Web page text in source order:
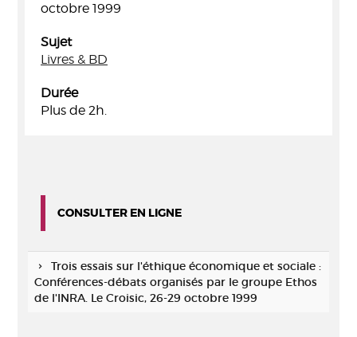
octobre 1999
Sujet
Livres & BD
Durée
Plus de 2h.
CONSULTER EN LIGNE
Trois essais sur l'éthique économique et sociale :
Conférences-débats organisés par le groupe Ethos
de l'INRA. Le Croisic, 26-29 octobre 1999